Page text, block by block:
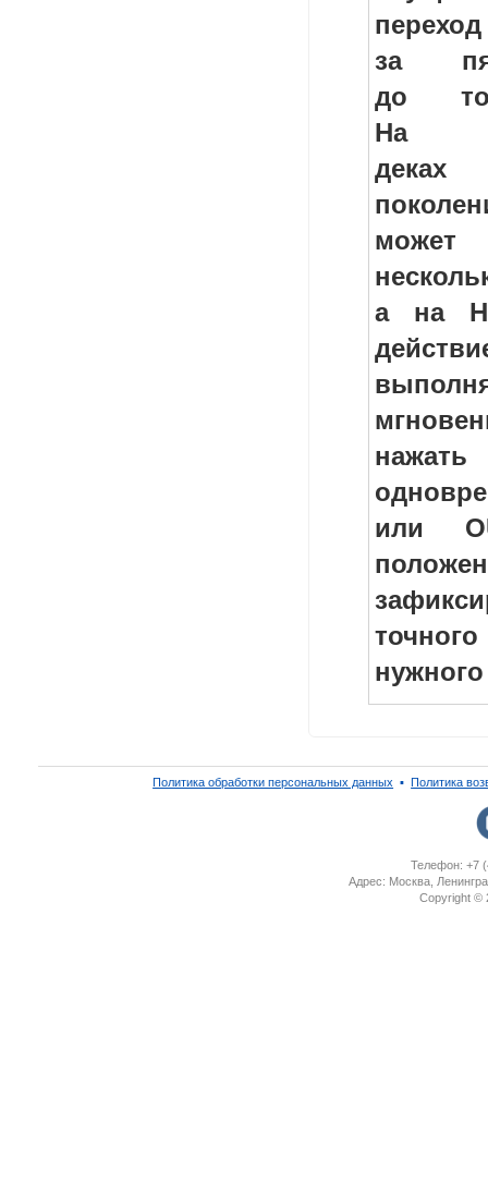
за
до
На
деках
а на
или
Политика обработки персональных данных ▪ Политика
Телефон: +7
Адрес: Москва,
Copyright ©